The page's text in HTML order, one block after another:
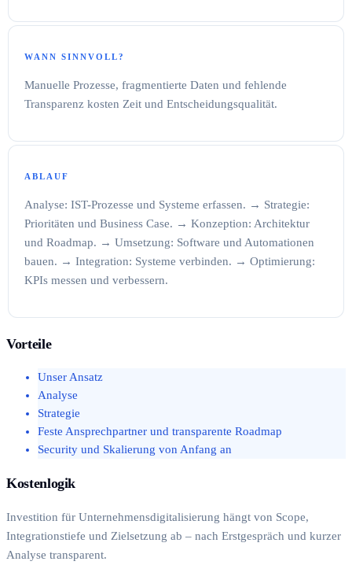
WANN SINNVOLL?
Manuelle Prozesse, fragmentierte Daten und fehlende
Transparenz kosten Zeit und Entscheidungsqualität.
ABLAUF
Analyse: IST-Prozesse und Systeme erfassen. → Strategie:
Prioritäten und Business Case. → Konzeption: Architektur
und Roadmap. → Umsetzung: Software und Automationen
bauen. → Integration: Systeme verbinden. → Optimierung:
KPIs messen und verbessern.
Vorteile
Unser Ansatz
Analyse
Strategie
Feste Ansprechpartner und transparente Roadmap
Security und Skalierung von Anfang an
Kostenlogik
Investition für Unternehmensdigitalisierung hängt von Scope,
Integrationstiefe und Zielsetzung ab – nach Erstgespräch und kurzer
Analyse transparent.